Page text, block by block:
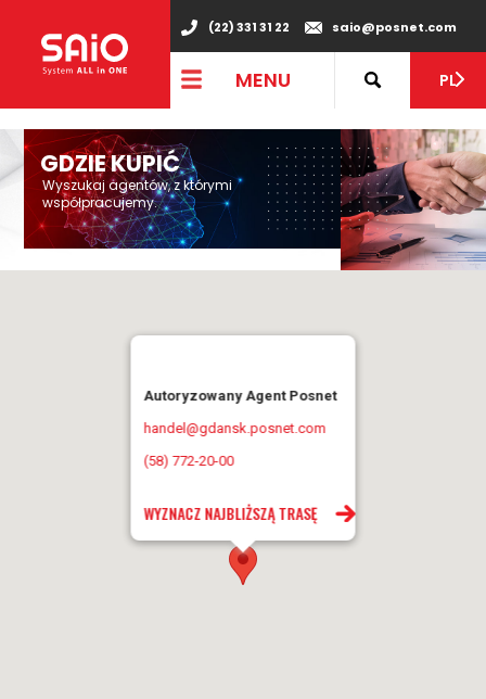
(22) 331 31 22 saio@posnet.com
MENU PL
GDZIE KUPIĆ
Wyszukaj agentów, z którymi
współpracujemy.
Autoryzowany Agent Posnet
handel@gdansk.posnet.com
(58) 772-20-00
WYZNACZ NAJBLIŻSZĄ TRASĘ